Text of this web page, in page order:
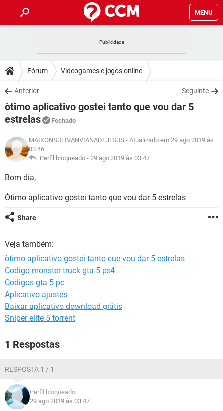
MENU
CELULAR FACEBOOK
OUTLOOK
INSTAGRAM GMAIL
GUIA DE COMPRAS
DICAS
JOGOS WHATSAPP
OUTLOOK
GUIA DE COMPRAS
DOWNLOADS
JOGOS WHATSAPP
CELULAR
OUTLOOK EXCEL
INSTAGRAM GMAIL
GUIA DE COMPRAS
FÓRUM
CELULAR
GUIA DE COMPRAS
GLOSSÁRIO
JOGOS WHATSAPP
CELULAR
Fórum Videogames e jogos online
Anterior Seguinte
òtimo aplicativo gostei tanto que vou dar 5
estrelas
Fechado
MAIKONSULIVANVIANADEJESUS - Atualizado em 29 ago 2019 às
03:46
Perfil bloqueado - 29 ago 2019 às 03:47
Bom dia,
Ótimo aplicativo gostei tanto que vou dar 5 estrelas
Share
Veja também:
òtimo aplicativo gostei tanto que vou dar 5 estrelas
Codigo monster truck gta 5 ps4
Codigos gta 5 pc
Aplicativo ajustes
Baixar aplicativo download grátis
Sniper elite 5 torrent
1 Respostas
RESPOSTA 1 / 1
Perfil bloqueado
29 ago 2019 às 03:47